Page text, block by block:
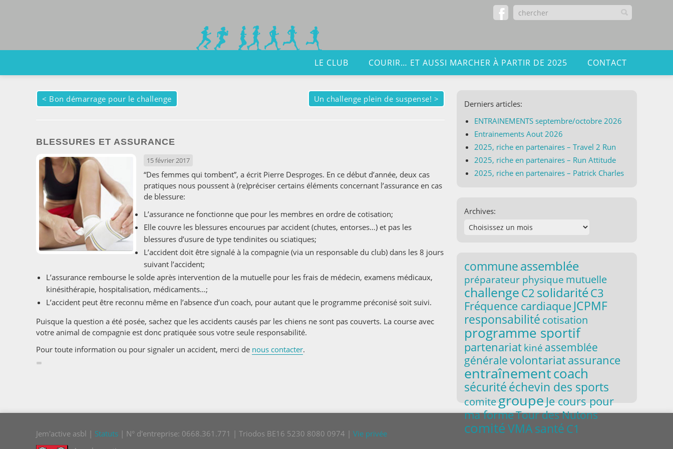
LE CLUB COURIR… ET AUSSI MARCHER À PARTIR DE 2025 CONTACT
< Bon démarrage pour le challenge Un challenge plein de suspense! >
BLESSURES ET ASSURANCE
15 février 2017
“Des femmes qui tombent”, a écrit Pierre Desproges. En ce début d’année, deux cas
pratiques nous poussent à (re)préciser certains éléments concernant l’assurance en cas
de blessure:
L’assurance ne fonctionne que pour les membres en ordre de cotisation;
Elle couvre les blessures encourues par accident (chutes, entorses…) et pas les
blessures d’usure de type tendinites ou sciatiques;
L’accident doit être signalé à la compagnie (via un responsable du club) dans les 8 jours
suivant l’accident;
L’assurance rembourse le solde après intervention de la mutuelle pour les frais de médecin, examens médicaux,
kinésithérapie, hospitalisation, médicaments…;
L’accident peut être reconnu même en l’absence d’un coach, pour autant que le programme préconisé soit suivi.
Puisque la question a été posée, sachez que les accidents causés par les chiens ne sont pas couverts. La course avec
votre animal de compagnie est donc pratiquée sous votre seule responsabilité.
Pour toute information ou pour signaler un accident, merci de nous contacter.
Derniers articles:
ENTRAINEMENTS septembre/octobre 2026
Entrainements Aout 2026
2025, riche en partenaires – Travel 2 Run
2025, riche en partenaires – Run Attitude
2025, riche en partenaires – Patrick Charles
Archives:
communeassemblée
préparateur physique mutuelle
challenge C2 solidaritéC3
Fréquence cardiaque JCPMF
responsabilité cotisation
programme sportif
partenariat kiné assemblée
généralevolontariatassurance
entraînementcoach
sécuritééchevin des sports
comitegroupe Je cours pour
ma formeTour des Nutons
comitéVMAsanté C1
Jem'active asbl | Statuts | N° d'entreprise: 0668.361.771 | Triodos BE16 5230 8080 0974 | Vie privée